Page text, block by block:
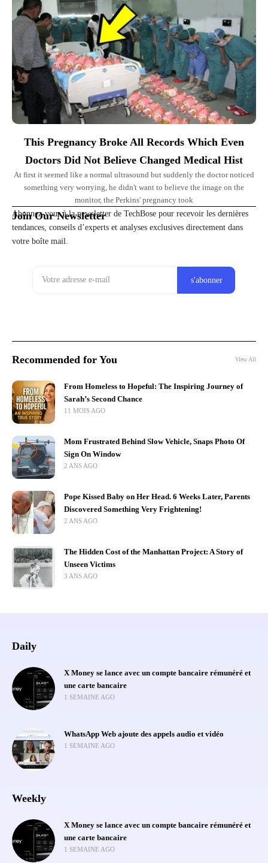
This Pregnancy Broke All Records Which Even
Doctors Did Not Believe Changed Medical Hist
At first it seemed like a normal ultrasound but suddenly the doctor noticed
something very worrying, he didn't want to believe the image on the
monitor, the Perkins' pregnancy took
Join Our Newsletter
Abonnez-vous à la newsletter de TechBose pour recevoir les dernières
tendances, conseils d’experts et analyses exclusives directement dans
votre boîte mail.
Recommended for You View All
From Homeless to Hopeful: The Inspiring Journey of
Sarah’s Second Chance
11 MOIS AGO
Mom Frustrated Behind Slow Vehicle, Snaps Photo Of
Sign On Window
2 ANS AGO
Pope Kissed Baby on Her Head. 6 Weeks Later, Parents
Discovered Something Very Frightening!
2 ANS AGO
The Hidden Cost of the Manhattan Project: A Story of
Unseen Victims
3 ANS AGO
Daily
X Money se lance avec un compte bancaire rémunéré et
une carte bancaire
1 SEMAINE AGO
WhatsApp Web ajoute des appels audio et vidéo
1 SEMAINE AGO
Weekly
X Money se lance avec un compte bancaire rémunéré et
une carte bancaire
1 SEMAINE AGO